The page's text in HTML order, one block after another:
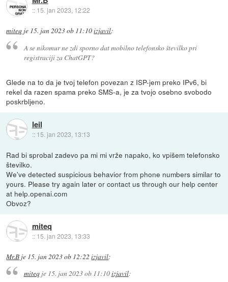
:: 15. jan 2023, 12:22
miteq je 15. jan 2023 ob 11:10izjavil:
A se nikomur ne zdi sporno dat mobilno telefonsko številko pri
registraciji za ChatGPT?
Glede na to da je tvoj telefon povezan z ISP-jem preko IPv6, bi
rekel da razen spama preko SMS-a, je za tvojo osebno svobodo
poskrbljeno.
leil
:: 15. jan 2023, 13:13
Rad bi sprobal zadevo pa mi mi vrže napako, ko vpišem telefonsko
številko.
We've detected suspicious behavior from phone numbers similar to
yours. Please try again later or contact us through our help center
at help.openai.com
Obvoz?
miteq
:: 15. jan 2023, 13:33
Mr.B je 15. jan 2023 ob 12:22 izjavil:
miteqje 15. jan 2023 ob 11:10izjavil: